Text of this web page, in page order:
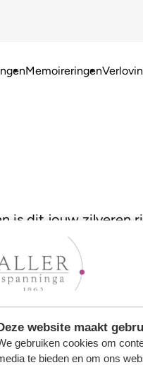
website maakt
gebruiken cookies om
te bieden en om ons
Memoireringen
is dit jouw zilveren
combinatie zorgt